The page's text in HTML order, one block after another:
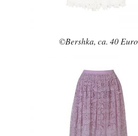
©Bershka, ca. 40 Euro